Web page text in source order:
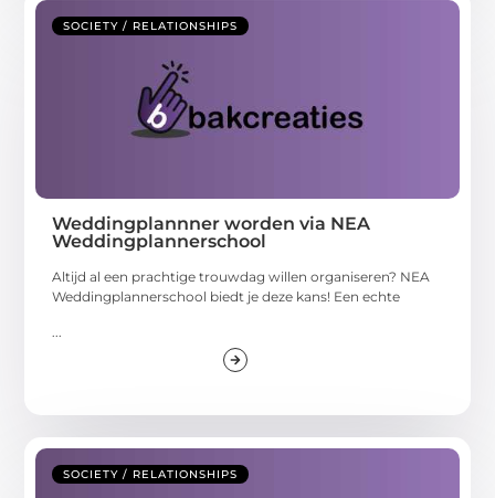
SOCIETY / RELATIONSHIPS
Weddingplannner worden via NEA
Weddingplannerschool
Altijd al een prachtige trouwdag willen organiseren? NEA
Weddingplannerschool biedt je deze kans! Een echte
...
SOCIETY / RELATIONSHIPS